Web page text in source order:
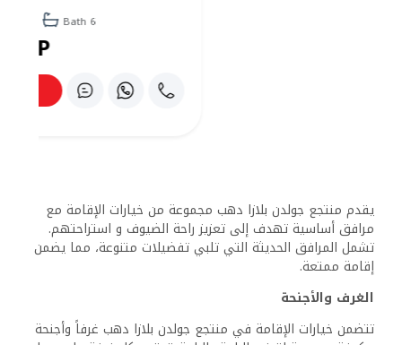
يضع منتجع جولدن بلازا دهب راحة الضيوف في مقدمة أولوياته
من خلال خدماته الحصرية. يوفر المنتجع الواي فاي المجاني في
جميع الأنحاء، مما يسهل البقاء على اتصال أثناء الإقامة.
يشمل المنتجع صالة مشتركة ومسبح داخلي، مما يوفر أماكن
إضافية للاسترخاء والتواصل الاجتماعي. مع وجود استقبال على
مدار 24 ساعة، يكون الموظفون دائماً متاحين للمساعدة في
الاستفسارات أو الطلبات، مما يضمن تجربة سلسة لجميع
الضيوف.
تجربة تناول الطعام